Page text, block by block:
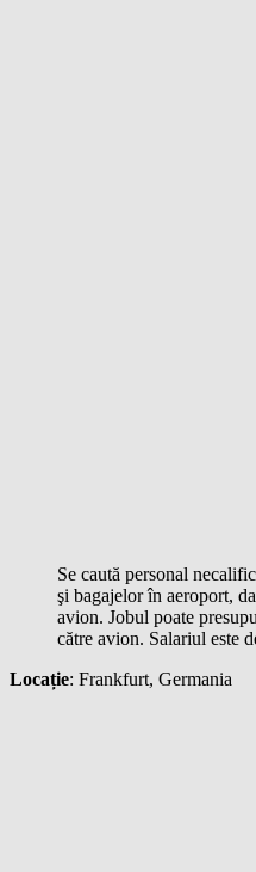
Se caută personal
şi bagajelor în aeroport,
avion. Jobul poate
către avion. Salariul este
Locație: Frankfurt, Germania